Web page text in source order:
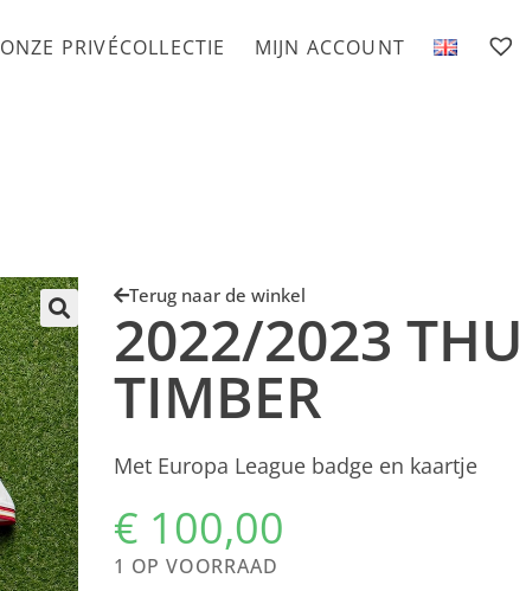
ONZE PRIVÉCOLLECTIE MIJN ACCOUNT
Terug naar de winkel
2022/2023
TIMBER
Met Europa League badge en kaartje
€ 100,00
1 OP VOORRAAD